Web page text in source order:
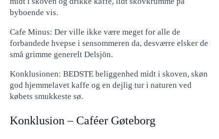
byboende vis.
Cafe Minus: Der ville ikke være meget for alle de
forbandede hvepse i sensommeren da, desværre elsker de
små grimme generelt Delsjön.
Konklusionen: BEDSTE beliggenhed midt i skoven, skøn
god hjemmelavet kaffe og en dejlig tur i naturen ved
købets smukkeste sø.
Konklusion – Caféer Gøteborg